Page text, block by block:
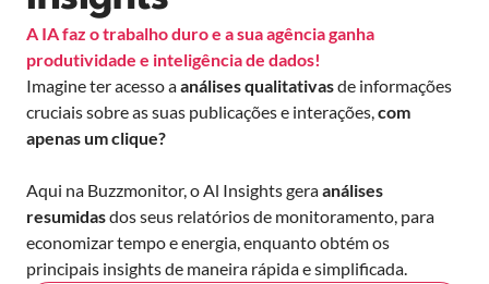
A IA faz o trabalho duro e a sua agência ganha
produtividade e inteligência de dados!
Imagine ter acesso aanálises qualitativasde informações
cruciais sobre as suas publicações e interações, com
apenas um clique?
Aqui na Buzzmonitor, o Al Insights geraanálises
resumidasdos seus relatórios de monitoramento, para
economizar tempo e energia, enquanto obtém os
principais insights de maneira rápida e simplificada.